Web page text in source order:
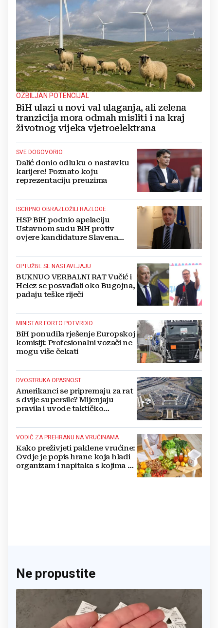
OZBILJAN POTENCIJAL
BiH ulazi u novi val ulaganja, ali zelena
tranzicija mora odmah misliti i na kraj
životnog vijeka vjetroelektrana
SVE DOGOVORIO
Dalić donio odluku o nastavku
karijere! Poznato koju
reprezentaciju preuzima
ISCRPNO OBRAZLOŽILI RAZLOGE
HSP BiH podnio apelaciju
Ustavnom sudu BiH protiv
ovjere kandidature Slavena
OPTUŽBE SE NASTAVLJAJU
BUKNUO VERBALNI RAT Vučić i
Helez se posvađali oko Bugojna,
padaju teške riječi
MINISTAR FORTO POTVRDIO
BiH ponudila rješenje Europskoj
komisiji: Profesionalni vozači ne
mogu više čekati
DVOSTRUKA OPASNOST
Amerikanci se pripremaju za rat
s dvije supersile? Mijenjaju
pravila i uvode taktičko
VODIČ ZA PREHRANU NA VRUĆINAMA
Kako preživjeti paklene vrućine:
Ovdje je popis hrane koja hladi
organizam i napitaka s kojima si
Ne propustite